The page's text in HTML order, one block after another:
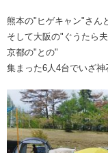
熊本の"ヒゲキャン"さん
そして大阪の"ぐうたら
京都の"との"
集まった6人4台でいざ神